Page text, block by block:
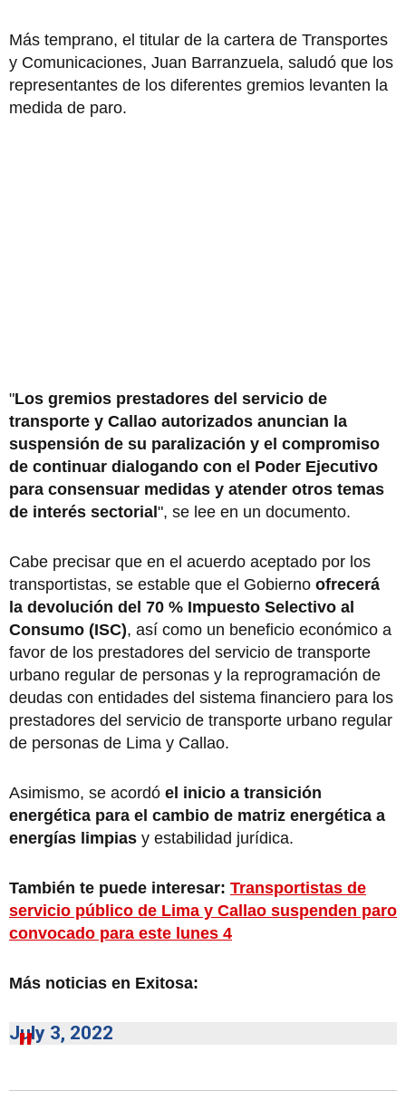
Más temprano, el titular de la cartera de Transportes
y Comunicaciones, Juan Barranzuela, saludó que los
representantes de los diferentes gremios levanten la
medida de paro.
"Los gremios prestadores del servicio de
transporte y Callao autorizados anuncian la
suspensión de su paralización y el compromiso
de continuar dialogando con el Poder Ejecutivo
para consensuar medidas y atender otros temas
de interés sectorial", se lee en un documento.
Cabe precisar que en el acuerdo aceptado por los
transportistas, se estable que el Gobierno ofrecerá
la devolución del 70 % Impuesto Selectivo al
Consumo (ISC), así como un beneficio económico a
favor de los prestadores del servicio de transporte
urbano regular de personas y la reprogramación de
deudas con entidades del sistema financiero para los
prestadores del servicio de transporte urbano regular
de personas de Lima y Callao.
Asimismo, se acordó el inicio a transición
energética para el cambio de matriz energética a
energías limpias y estabilidad jurídica.
También te puede interesar: Transportistas de
servicio público de Lima y Callao suspenden paro
convocado para este lunes 4
Más noticias en Exitosa:
July 3, 2022